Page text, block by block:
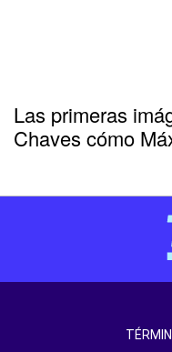
Las primeras
Chaves cómo